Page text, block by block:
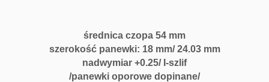
średnica czopa 54 mm
szerokość panewki: 18 mm/ 24.03 mm
nadwymiar +0.25/ I-szlif
/panewki oporowe dopinane/